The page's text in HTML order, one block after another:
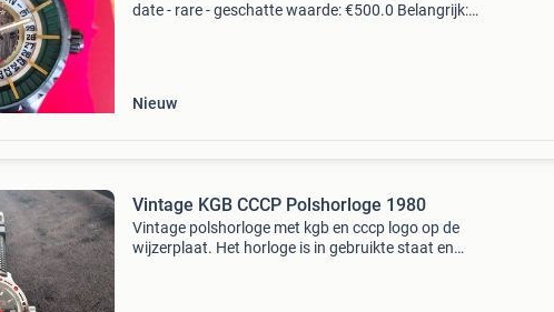
date - rare - geschatte waarde: €500.0 Belangrijk:
Nieuw
Vintage KGB CCCP Polshorloge 1980
Vintage polshorloge met kgb en cccp logo op de
wijzerplaat. Het horloge is in gebruikte staat en